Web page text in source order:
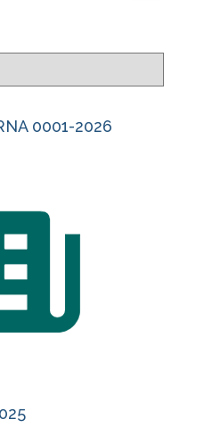
0001-2026